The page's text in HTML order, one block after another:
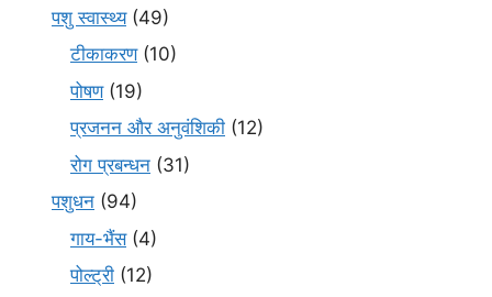
पशु स्वास्थ्य(49)
टीकाकरण(10)
पोषण(19)
प्रजनन और अनुवंशिकी (12)
रोग प्रबन्धन (31)
पशुधन (94)
गाय-भैंस(4)
पोल्ट्री (12)